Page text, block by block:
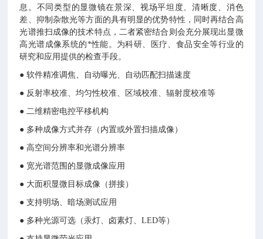
息。不同类型的显微镜在景深、视场平坦度、清晰度、消色
差、抑制杂散光等方面的具有明显的优势特性，同时再结合高
光谱推扫成像的技术特点，二者紧密结合则会充分展现出显微
高光谱成像系统的*性能。为科研、医疗、食品安全等行业的
研究和应用提供的检查手段。
● 软件精准调焦、自动曝光、自动匹配扫描速度
● 反射率校准、均匀性校准、区域校准、辐射度校准等
● 二维精密电控平移机构
● 多种成像方式并存（内置或外置扫描成像）
● 高空间分辨率和光谱分辨率
● 宽光谱范围的显微成像应用
● 大面积显微目标成像（拼接）
● 支持明场、暗场测试应用
● 多种光源可选（汞灯、卤素灯、LED等）